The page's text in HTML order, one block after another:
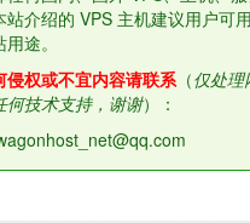
站介绍的 VPS 主机建议用户可
途。
侵权或不宜内容请联系 （仅处理
何技术支持，谢谢）：